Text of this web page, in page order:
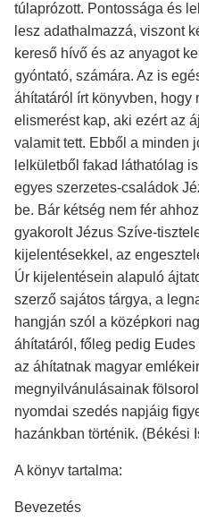
túlaprózott. Pontossága és
lesz adathalmazzá, viszont
kereső hívő és az anyagot
gyóntató, számára. Az is
áhítatáról írt könyvben, hogy
elismerést kap, aki ezért az
valamit tett. Ebből a minden
lelkületből fakad láthatólag
egyes szerzetes-családok
be. Bár kétség nem fér
gyakorolt Jézus Szíve-
kijelentésekkel, az
Úr kijelentésein alapuló
szerző sajátos tárgya, a
hangján szól a középkori
áhítatáról, főleg pedig
az áhítatnak magyar
megnyilvánulásainak
nyomdai szedés napjáig
hazánkban történik. (Békési
A könyv tartalma:
Bevezetés